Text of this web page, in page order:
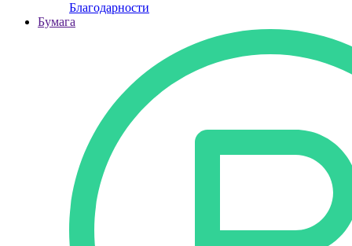
Благодарности
Бумага